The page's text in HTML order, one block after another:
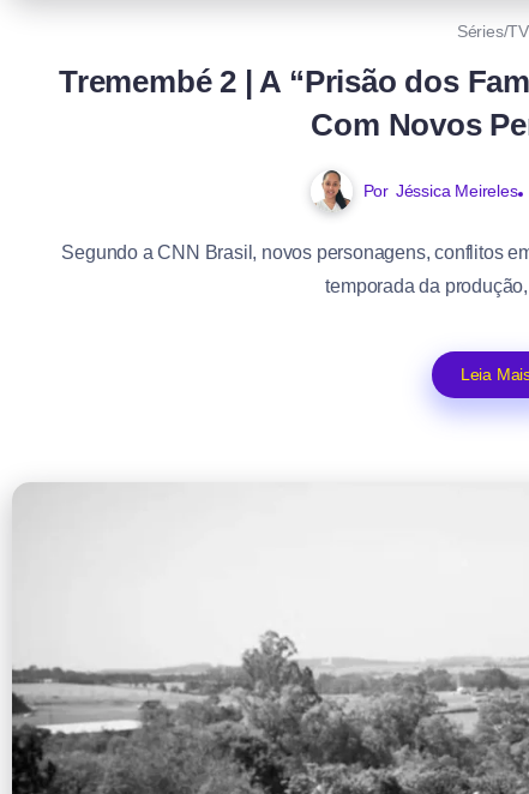
Séries/TV
Tremembé 2 | A “Prisão dos
Com Novos
Por Jéssica Meireles
Segundo a CNN Brasil, novos personagens, conflitos
temporada da
Leia